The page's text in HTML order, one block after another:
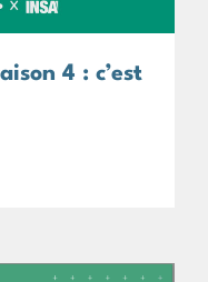
4 : c’est